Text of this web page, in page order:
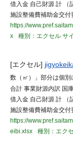
借入金 自己財源 計 （
施設整備費補助金交付
https://
x
種別：エクセル サ
[エクセル]
数（㎡）」部分は個
合計 事業財源内訳 国
借入金 自己財源 計 （
施設整備費補助金交付
https://
eibi.xlsx
種別：エク